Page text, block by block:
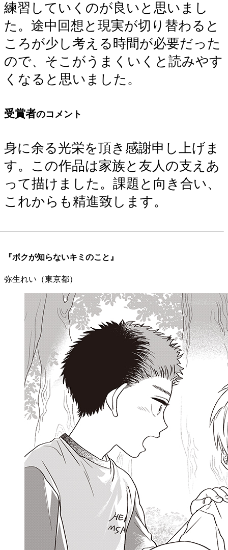
練習していくのが良いと思いまし
た。途中回想と現実が切り替わると
ころが少し考える時間が必要だった
ので、そこがうまくいくと読みやす
くなると思いました。
受賞者のコメント
身に余る光栄を頂き感謝申し上げま
す。この作品は家族と友人の支えあ
って描けました。課題と向き合い、
これからも精進致します。
『ボクが知らないキミのこと』
弥生れい（東京都）